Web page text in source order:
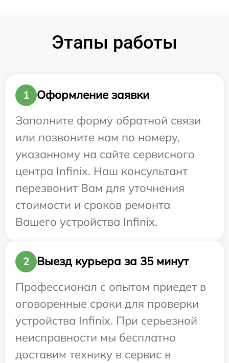
Этапы работы
1
Оформление заявки
Заполните форму обратной связи
или позвоните нам по номеру,
указанному на сайте сервисного
центра Infinix. Наш консультант
перезвонит Вам для уточнения
стоимости и сроков ремонта
Вашего устройства Infinix.
2
Выезд курьера за 35 минут
Профессионал с опытом приедет в
оговоренные сроки для проверки
устройства Infinix. При серьезной
неисправности мы бесплатно
доставим технику в сервис в